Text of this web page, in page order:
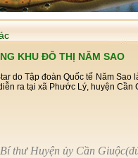
KHU ĐÔ THỊ NĂM SAO
do Tập đoàn Quốc tế Năm
ra tại xã Phước Lý, huyện Cần
thư Huyện ủy Cần